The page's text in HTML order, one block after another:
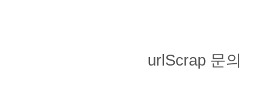
urlScrap 문의